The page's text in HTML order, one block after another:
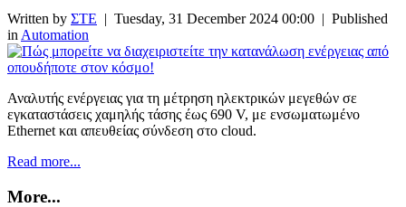
Written by ΣΤΕ | Tuesday, 31 December 2024 00:00 | Published
in Automation
Αναλυτής ενέργειας για τη μέτρηση ηλεκτρικών μεγεθών σε
εγκαταστάσεις χαμηλής τάσης έως 690 V, με ενσωματωμένο
Ethernet και απευθείας σύνδεση στο cloud.
Read more...
More...